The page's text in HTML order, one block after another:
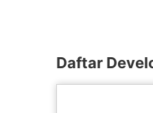
Daftar